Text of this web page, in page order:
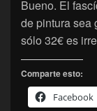
Bueno. El
de pintura sea
sólo 32€ es
Comparte esto:
Facebook